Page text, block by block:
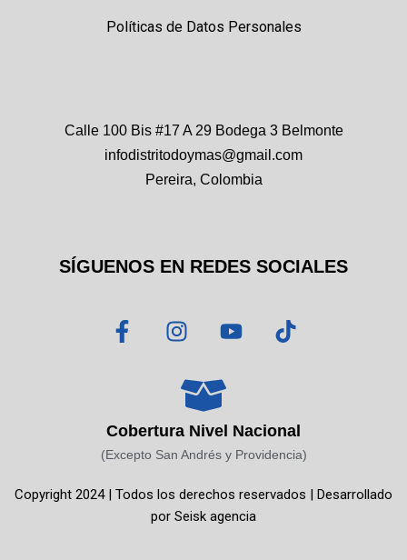
Políticas de Datos Personales
Calle 100 Bis #17 A 29 Bodega 3 Belmonte
infodistritodoymas@gmail.com
Pereira, Colombia
SÍGUENOS EN REDES SOCIALES
F
a
o
o
-
I
n
t
a
g
r
m
Y
o
b
e
T
i
k
Cobertura Nivel Nacional
(Excepto San Andrés y Providencia)
Copyright 2024 | Todos los derechos reservados | Desarrollado
por Seisk agencia